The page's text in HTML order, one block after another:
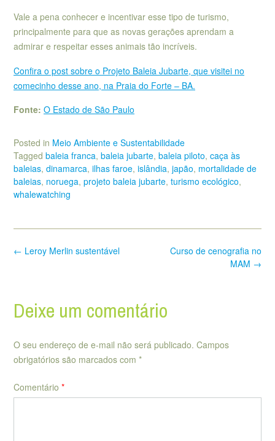
Vale a pena conhecer e incentivar esse tipo de turismo,
principalmente para que as novas gerações aprendam a
admirar e respeitar esses animais tão incríveis.
Confira o post sobre o Projeto Baleia Jubarte, que visitei no
comecinho desse ano, na Praia do Forte – BA.
Fonte: O Estado de São Paulo
Posted in Meio Ambiente e Sustentabilidade
Tagged baleia franca, baleia jubarte, baleia piloto, caça às
baleias, dinamarca, ilhas faroe, islândia, japão, mortalidade de
baleias, noruega, projeto baleia jubarte, turismo ecológico,
whalewatching
Post
Curso de cenografia no
MAM →
← Leroy Merlin sustentável
Deixe um comentário
O seu endereço de e-mail não será publicado. Campos
obrigatórios são marcados com *
Comentário *